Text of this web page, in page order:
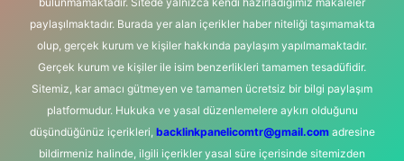
paylaşılmaktadır. Burada yer alan içerikler haber niteliği taşımamakta
olup, gerçek kurum ve kişiler hakkında paylaşım yapılmamaktadır.
Gerçek kurum ve kişiler ile isim benzerlikleri tamamen tesadüfidir.
Sitemiz, kar amacı gütmeyen ve tamamen ücretsiz bir bilgi paylaşım
platformudur. Hukuka ve yasal düzenlemelere aykırı olduğunu
düşündüğünüz içerikleri, backlinkpanelicomtr@gmail.comadresine
bildirmeniz halinde, ilgili içerikler yasal süre içerisinde sitemizden